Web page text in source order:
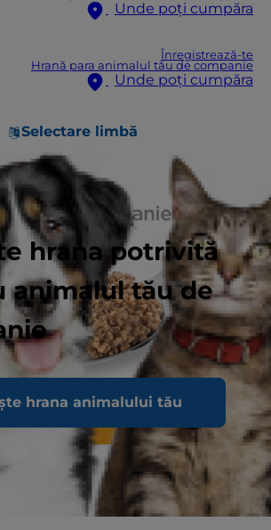
Unde poți cumpăra
Înregistrează-te
Hrană para animalul tău de companie
Unde poți cumpăra
Selectare limbă
hrana potrivită
animalul tău de
hrana animalului tău